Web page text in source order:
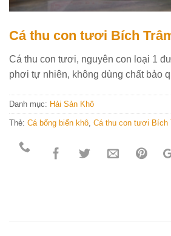
Cá thu con tươi Bích
Cá thu con tươi, nguyên con loại 1
phơi tự nhiên, không dùng chất bảo
Danh mục: Hải Sản Khô
Thẻ: Cá bống biển khô Cá thu con tươi Bích